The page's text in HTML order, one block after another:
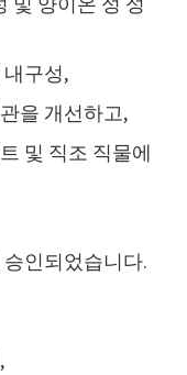
구성,
을 개선하고,
및 직조 직물에
인되었습니다.